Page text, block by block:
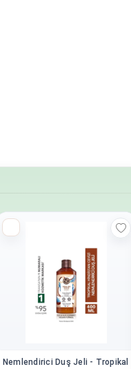
Nemlendirici Duş Jeli - Tropikal